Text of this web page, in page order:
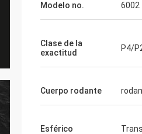
Modelo no. 6002
Clase de la
exactitud
P4/
Cuerpo rodante
Esférico